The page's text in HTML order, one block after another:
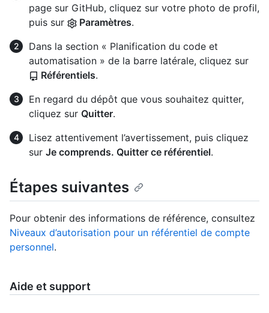
page sur GitHub, cliquez sur votre photo de profil,
puis sur
Paramètres.
Dans la section « Planification du code et
automatisation » de la barre latérale, cliquez sur
Référentiels.
En regard du dépôt que vous souhaitez quitter,
cliquez sur Quitter.
Lisez attentivement l’avertissement, puis cliquez
sur Je comprends. Quitter ce référentiel.
Étapes suivantes
Pour obtenir des informations de référence, consultez
Niveaux d’autorisation pour un référentiel de compte
personnel.
Aide et support